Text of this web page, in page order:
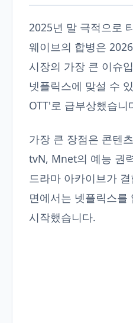
2025년 말 극적으로
웨이브의 합병은
시장의 가장 큰 이슈
넷플릭스에 맞설 수
OTT'로 급부상했습니
가장 큰 장점은 콘텐
tvN, Mnet의 예능 권
드라마 아카이브가
면에서는 넷플릭스를
시작했습니다.